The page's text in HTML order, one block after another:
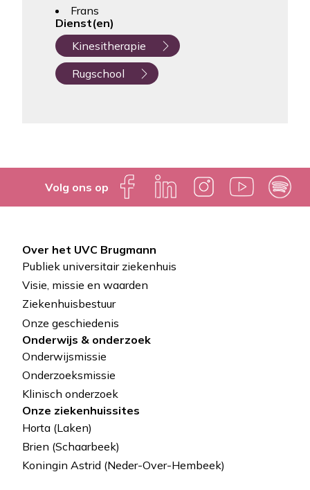
Frans
Dienst(en)
Kinesitherapie
Rugschool
Volg ons op
Pied
de
page
Over het UVC Brugmann
Publiek universitair ziekenhuis
Visie, missie en waarden
Ziekenhuisbestuur
Onze geschiedenis
Onderwijs & onderzoek
Onderwijsmissie
Onderzoeksmissie
Klinisch onderzoek
Onze ziekenhuissites
Horta (Laken)
Brien (Schaarbeek)
Koningin Astrid (Neder-Over-Hembeek)